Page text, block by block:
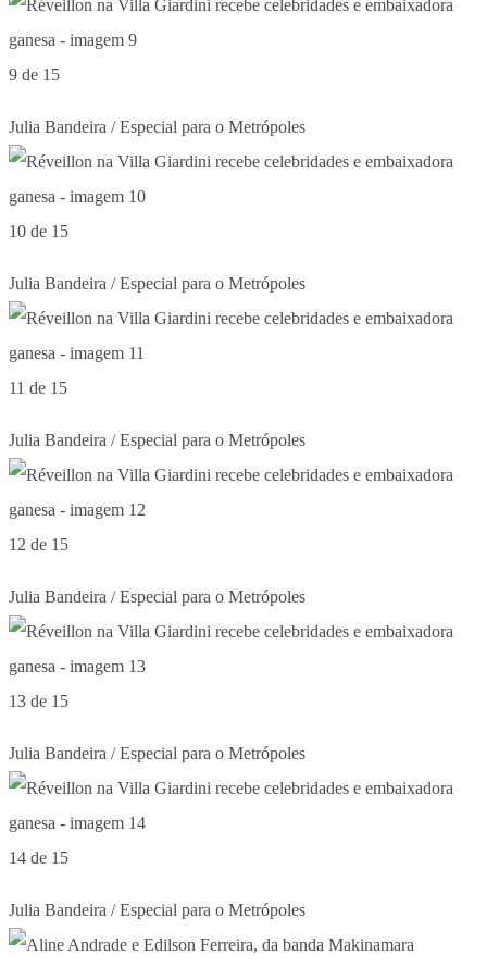
9 de 15
Julia Bandeira / Especial para o Metrópoles
10 de 15
Julia Bandeira / Especial para o Metrópoles
11 de 15
Julia Bandeira / Especial para o Metrópoles
12 de 15
Julia Bandeira / Especial para o Metrópoles
13 de 15
Julia Bandeira / Especial para o Metrópoles
14 de 15
Julia Bandeira / Especial para o Metrópoles